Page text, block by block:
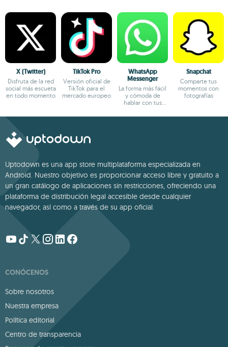
X (Twitter)
Disfruta de la red
social más escueta
en todo momento
TikTok Pro
Versión oficial de
TikTok para el
mercado europeo
WhatsApp
Messenger
La forma más fácil
y cómoda de
hablar con tus
Snapchat
Comparte tus
momentos con
fotografías
Uptodown es una app store multiplataforma especializada en
Android. Nuestro objetivo es proporcionar acceso libre y gratuito a
un gran catálogo de aplicaciones sin restricciones, ofreciendo una
plataforma de distribución legal accesible desde cualquier
navegador, así como a través de su app oficial.
CONÓCENOS
Sobre nosotros
Nuestra empresa
Política editorial
Centro de transparencia